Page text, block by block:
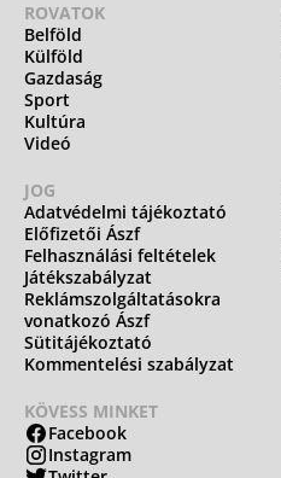
ROVATOK
Belföld
Külföld
Gazdaság
Sport
Kultúra
Videó
JOG
Adatvédelmi tájékoztató
Előfizetői Ászf
Felhasználási feltételek
Játékszabályzat
Reklámszolgáltatásokra
vonatkozó Ászf
Sütitájékoztató
Kommentelési szabályzat
KÖVESS MINKET
Facebook
Instagram